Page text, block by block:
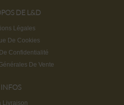
DE L&D
Légales
De Cookies
Confidentialité
De Vente
INFOS
Livraison